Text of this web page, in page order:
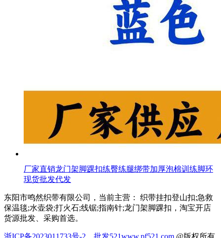
厂家直销龙门架脚踝扣练臀练腿绑带加厚泡棉训练脚环
现货批发代发
东阳市鸣然织带有限公司，当前主营： 织带挂扣登山扣;急救
保温毯;水壶袋;打火石;线锯;指南针;龙门架脚踝扣，淘宝开店
货源批发、采购首选。